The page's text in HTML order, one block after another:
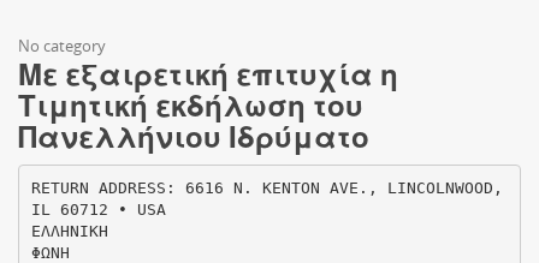
No category
Με εξαιρετική επιτυχία η
Τιμητική εκδήλωση του
Πανελλήνιου Ιδρύματο
RETURN ADDRESS: 6616 N. KENTON AVE., LINCOLNWOOD,
IL 60712 • USA
ΕΛΛΗΝΙΚΗ
ΦΩΝΗ